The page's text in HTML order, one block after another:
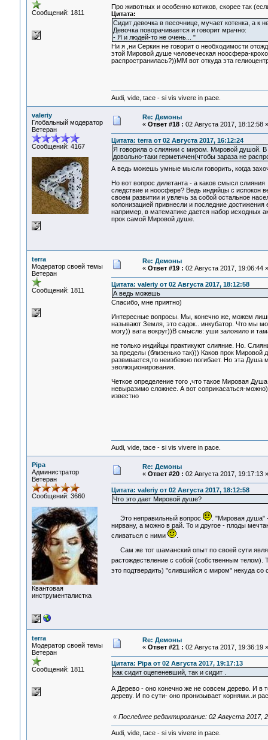
Сообщений: 1811
Про животных и особенно котиков, скорее так
Цитата:
Сидит девочка в песочнице, мучает котенка, а к
Девочка поворачивается и говорит мрачно:
- Я и людей-то не очень... "
Ни я ,ни Серкин не говорит о необходимости
этой Мировой душе человеческая ноосфера-
распространилась?))ММ вот откуда эта
Audi, vide, tace - si vis vivere in pace.
valeriy
Глобальный модератор
Ветеран
Сообщений: 4167
Re: Демоны
« Ответ #18 : 02 Августа 2017, 18:12:58 »
Цитата: terra от 02 Августа 2017, 16:12:24
Я говорила о слиянии с миром. Мировой душой.
довольно-таки герметичен(чтобы зараза не
А ведь можешь умные мысли говорить, когда
Но вот вопрос дилетанта - а каков смысл
следствие и ноосфере? Ведь индийцы с испокон
своем развитии и увлечь за собой остальное
колонизацией привнесли и последние
например, в математике дается набор исходных
прок самой Мировой душе.
terra
Модератор своей темы
Ветеран
Сообщений: 1811
Re: Демоны
« Ответ #19 : 02 Августа 2017, 19:06:44 »
Цитата: valeriy от 02 Августа 2017, 18:12:58
А ведь можешь
Спасибо, мне приятно)
Интересные вопросы. Мы, конечно же, можем
называют Земля, это садок.. инкубатор. Что мы
могу)) вата вокруг))В смысле: уши заложило и
не только индийцы практикуют слияние. Но.
за пределы (близенько так))) Каков прок
развивается,то неизбежно погибает. Но эта Душа
эволюционирования.
Четкое определение того ,что такое Мировая
невыразимо сложнее. А вот соприкасаться-
известно
Audi, vide, tace - si vis vivere in pace.
Pipa
Администратор
Ветеран
Сообщений: 3660
Квантовая
инструменталистка
Re: Демоны
« Ответ #20 : 02 Августа 2017, 19:17:13 »
Цитата: valeriy от 02 Августа 2017, 18:12:58
Что это дает Мировой душе?
Это неправильный вопрос
. "Мировая душа" -
нирвану, а можно в рай. То и другое - плоды
сливаться с ними
.
Сам же тот шаманский опыт по своей сути
растождествление с собой (собственным телом).
это подтвердить) "слившийся с миром" некуда со
terra
Модератор своей темы
Ветеран
Сообщений: 1811
Re: Демоны
« Ответ #21 : 02 Августа 2017, 19:36:19 »
Цитата: Pipa от 02 Августа 2017, 19:17:13
как сидит оцепеневший, так и сидит .
А Дерево - оно конечно же не совсем дерево. И в
дереву. И по сути- оно пронизывает корнями..и
« Последнее редактирование: 02 Августа 2017,
Audi, vide, tace - si vis vivere in pace.